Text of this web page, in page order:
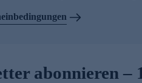
abonnieren –